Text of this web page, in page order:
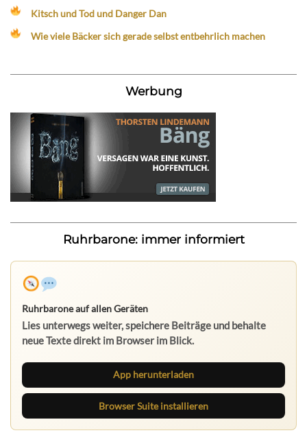
Kitsch und Tod und Danger Dan
Wie viele Bäcker sich gerade selbst entbehrlich machen
Werbung
Ruhrbarone: immer informiert
Nichts mehr verpassen
Die Ruhrbarone-App bringt den Blog aufs Handy. Die
Browser Suite hält dich am Desktop auf dem Laufenden.
App herunterladen
Browser Suite installieren